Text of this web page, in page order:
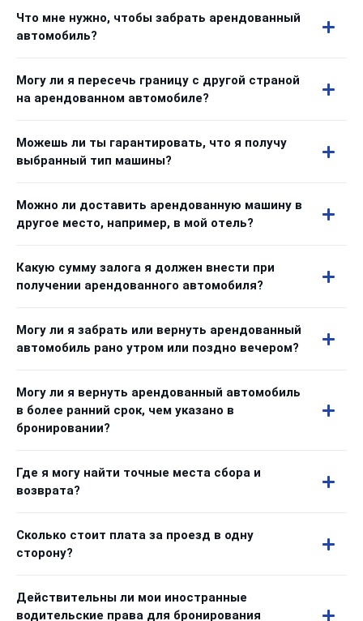
Что мне нужно, чтобы забрать арендованный
автомобиль?
Могу ли я пересечь границу с другой страной
на арендованном автомобиле?
Можешь ли ты гарантировать, что я получу
выбранный тип машины?
Можно ли доставить арендованную машину в
другое место, например, в мой отель?
Какую сумму залога я должен внести при
получении арендованного автомобиля?
Могу ли я забрать или вернуть арендованный
автомобиль рано утром или поздно вечером?
Могу ли я вернуть арендованный автомобиль
в более ранний срок, чем указано в
бронировании?
Где я могу найти точные места сбора и
возврата?
Сколько стоит плата за проезд в одну
сторону?
Действительны ли мои иностранные
водительские права для бронирования